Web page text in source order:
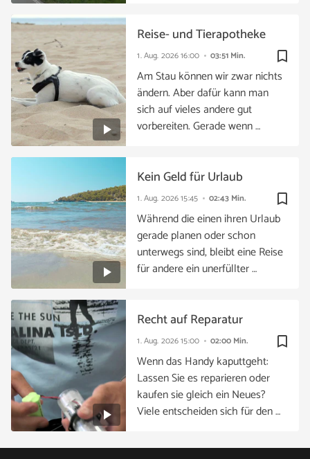
bookmark_border
1. Aug. 202616:00 03:51 Min.
Reise- und Tierapotheke
Am Stau können wir zwar nichts
ändern. Aber dafür kann man
sich auf vieles andere gut
vorbereiten. Gerade wenn …
bookmark_border
1. Aug. 202615:45 02:43 Min.
Kein Geld für Urlaub
Während die einen ihren Urlaub
gerade planen oder schon
unterwegs sind, bleibt eine Reise
für andere ein unerfüllter …
bookmark_border
1. Aug. 202615:00 02:00 Min.
Recht auf Reparatur
Wenn das Handy kaputtgeht:
Lassen Sie es reparieren oder
kaufen sie gleich ein Neues?
Viele entscheiden sich für den …